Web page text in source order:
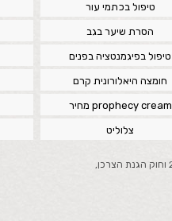
טיפול בכתמי עור
הסרת שיער בגב
טיפול בפיגמנטציה בפנים
חומצה היאלורונית קרם
prophecy cream מחיר
צלוליט
ביטול עסקה בהתאם לחוק הגנת הצרכן (ביול עסקה), התשע"א -2010 וחוק הגנת הצרכן,